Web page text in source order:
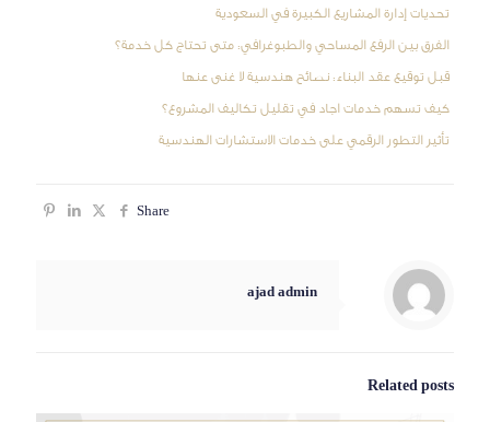
تحديات إدارة المشاريع الكبيرة في السعودية
الفرق بين الرفع المساحي والطبوغرافي: متى تحتاج كل خدمة؟
قبل توقيع عقد البناء: نصائح هندسية لا غنى عنها
كيف تسهم خدمات اجاد في تقليل تكاليف المشروع؟
تأثير التطور الرقمي على خدمات الاستشارات الهندسية
Share
ajad admin
Related posts